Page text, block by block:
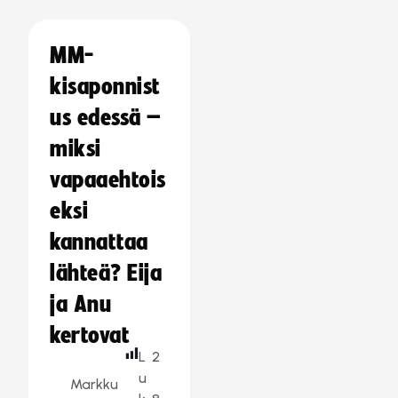
MM-
kisaponnist
us edessä –
miksi
vapaaehtois
eksi
kannattaa
lähteä? Eija
ja Anu
kertovat
Markku
L
u
2